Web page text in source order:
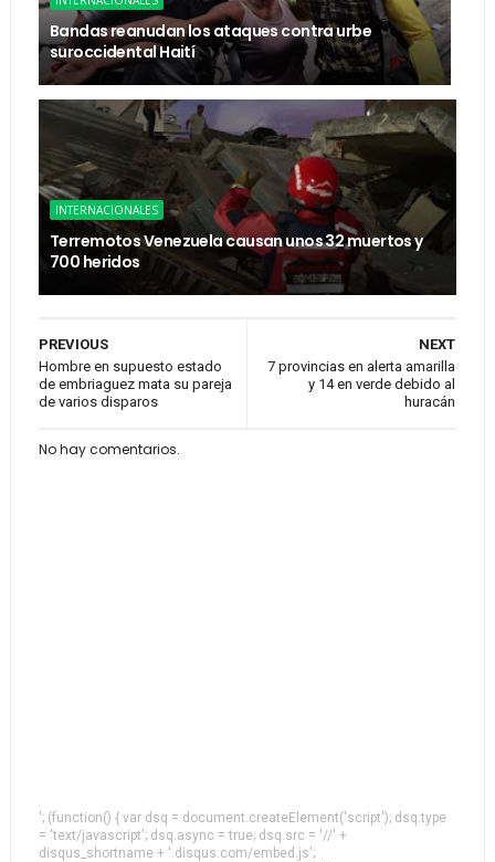
Bandas reanudan los ataques contra urbe
suroccidental Haití
INTERNACIONALES
Terremotos Venezuela causan unos 32 muertos y
700 heridos
NEXT
7 provincias en alerta amarilla
y 14 en verde debido al
huracán
PREVIOUS
Hombre en supuesto estado
de embriaguez mata su pareja
de varios disparos
No hay comentarios.
'; (function() { var dsq = document.createElement('script'); dsq.type
= 'text/javascript'; dsq.async = true; dsq.src = '//' +
disqus_shortname + '.disqus.com/embed.js';